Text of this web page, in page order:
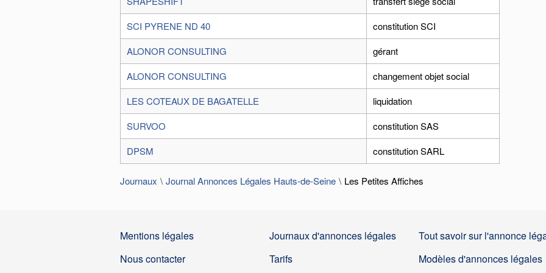
SCI PYRENE ND 40
constitution SCI
ALONOR CONSULTING
gérant
ALONOR CONSULTING
changement objet social
LES COTEAUX DE BAGATELLE
liquidation
SURVOO
constitution SAS
DPSM
constitution SARL
Journaux Journal Annonces Légales Hauts-de-Seine Les Petites Affiches
Mentions légales
Nous contacter
Journaux d'annonces légales
Tarifs
Tout savoir sur l'annonce
Modèles d'annonces légales